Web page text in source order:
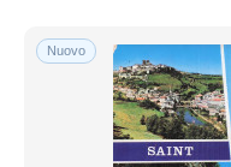
Nuovo